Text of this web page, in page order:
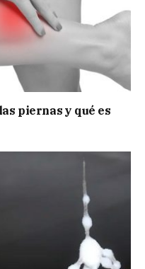
piernas y qué es